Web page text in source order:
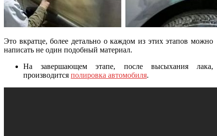
Это вкратце, более детально о каждом из этих этапов можно
написать не один подобный материал.
На завершающем этапе, после высыхания лака,
производится полировка автомобиля.